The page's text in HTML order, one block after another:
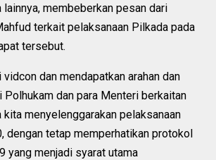
lainnya, membeberkan pesan dari
terkait pelaksanaan Pilkada pada
tersebut.
dan mendapatkan arahan dan
dan para Menteri berkaitan
kita menyelenggarakan pelaksanaan
dengan tetap memperhatikan protokol
yang menjadi syarat utama